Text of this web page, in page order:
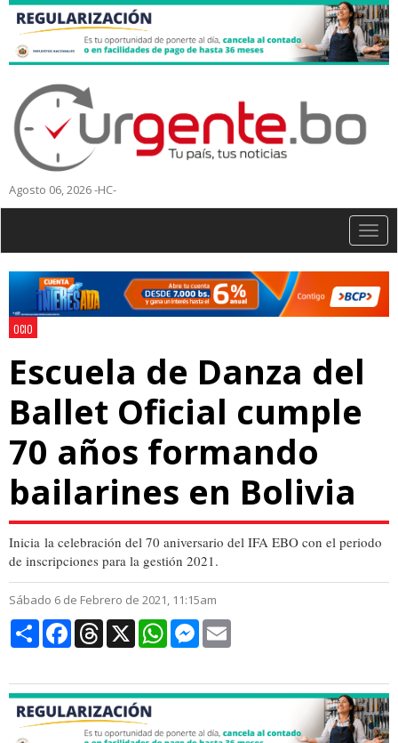
Agosto 06, 2026 -HC-
OCIO
Escuela de Danza del
Ballet Oficial cumple
70 años formando
bailarines en Bolivia
Inicia la celebración del 70 aniversario del IFA EBO con el periodo
de inscripciones para la gestión 2021.
Sábado 6 de Febrero de 2021, 11:15am
CompartirFacebookThreads
X WhatsAppMessenger